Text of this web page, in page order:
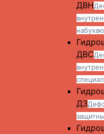
ДВН
ДВС
ДЗ